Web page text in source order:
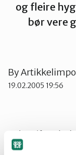
Rauma
og fleire
bør vere
By
19.02.2005 19:56
Saker, jf.
årsmelding